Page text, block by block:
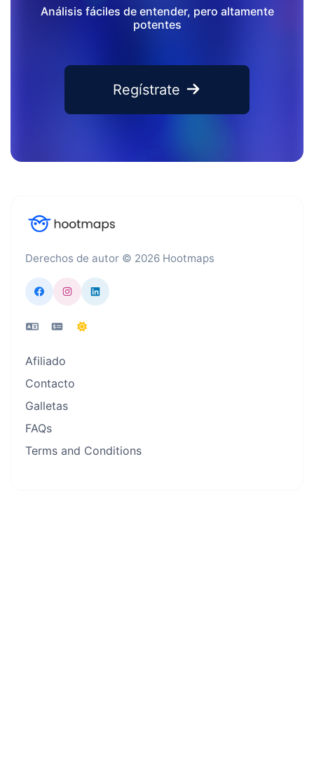
Análisis fáciles de entender, pero altamente
potentes
Regístrate
Derechos de autor © 2026 Hootmaps
Afiliado
Contacto
Galletas
FAQs
Terms and Conditions